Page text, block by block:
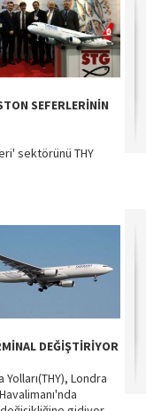
SEFERLERİNİN
sektörünü THY
DEĞİŞTİRİYOR
Yolları(THY), Londra